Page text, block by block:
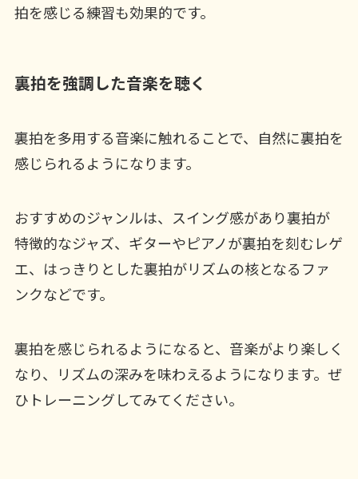
拍を感じる練習も効果的です。
裏拍を強調した音楽を聴く
裏拍を多用する音楽に触れることで、自然に裏拍を
感じられるようになります。
おすすめのジャンルは、スイング感があり裏拍が
特徴的なジャズ、ギターやピアノが裏拍を刻むレゲ
エ、はっきりとした裏拍がリズムの核となるファ
ンクなどです。
裏拍を感じられるようになると、音楽がより楽しく
なり、リズムの深みを味わえるようになります。ぜ
ひトレーニングしてみてください。